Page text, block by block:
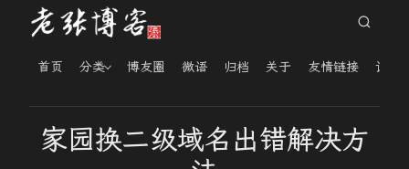
首页 分类 博友圈 微语 归档 关于 友情链接 读者
家园换二级域名出错解决方